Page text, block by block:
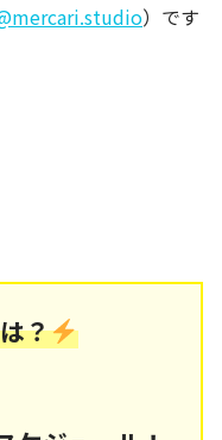
）です
？